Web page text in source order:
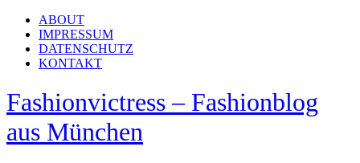
ABOUT
IMPRESSUM
DATENSCHUTZ
KONTAKT
Fashionvictress – Fashionblog
aus München